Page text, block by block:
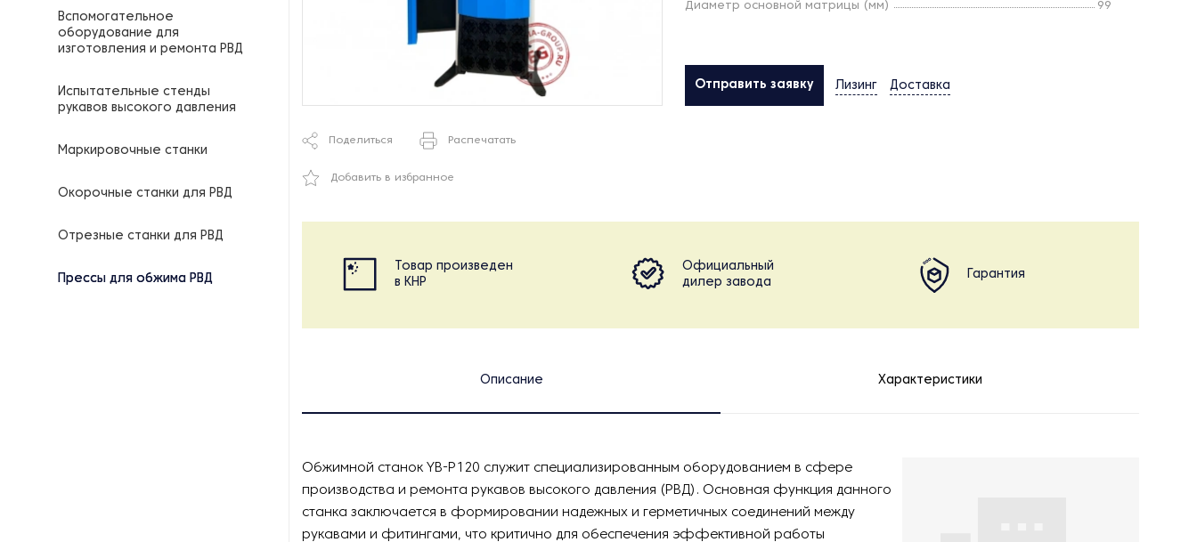
Вспомогательное
оборудование для
изготовления и ремонта РВД
Испытательные стенды
рукавов высокого давления
Маркировочные станки
Окорочные станки для РВД
Отрезные станки для РВД
Прессы для обжима РВД
Поделиться Распечатать
Добавить в избранное
Диаметр основной матрицы (мм)
99
Отправить заявку Лизинг Доставка
Товар произведен
в КНР
Официальный
дилер завода
Гарантия
Описание Характеристики
Обжимной станок YB-P120 служит специализированным оборудованием в сфере
производства и ремонта рукавов высокого давления (РВД). Основная функция данного
станка заключается в формировании надежных и герметичных соединений между
рукавами и фитингами, что критично для обеспечения эффективной работы